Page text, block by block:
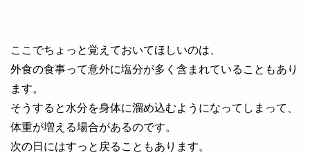
ここでちょっと覚えておいてほしいのは、
外食の食事って意外に塩分が多く含まれていることもあり
ます。
そうすると水分を身体に溜め込むようになってしまって、
体重が増える場合があるのです。
次の日にはすっと戻ることもあります。